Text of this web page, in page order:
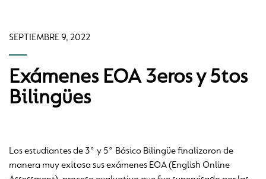
SEPTIEMBRE 9, 2022
Exámenes EOA 3eros y 5tos
Bilingües
Los estudiantes de 3° y 5° Básico Bilingüe finalizaron de
manera muy exitosa sus exámenes EOA (English Online